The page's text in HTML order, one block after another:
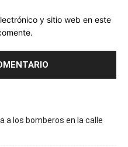
y sitio web en este
a los bomberos en la calle